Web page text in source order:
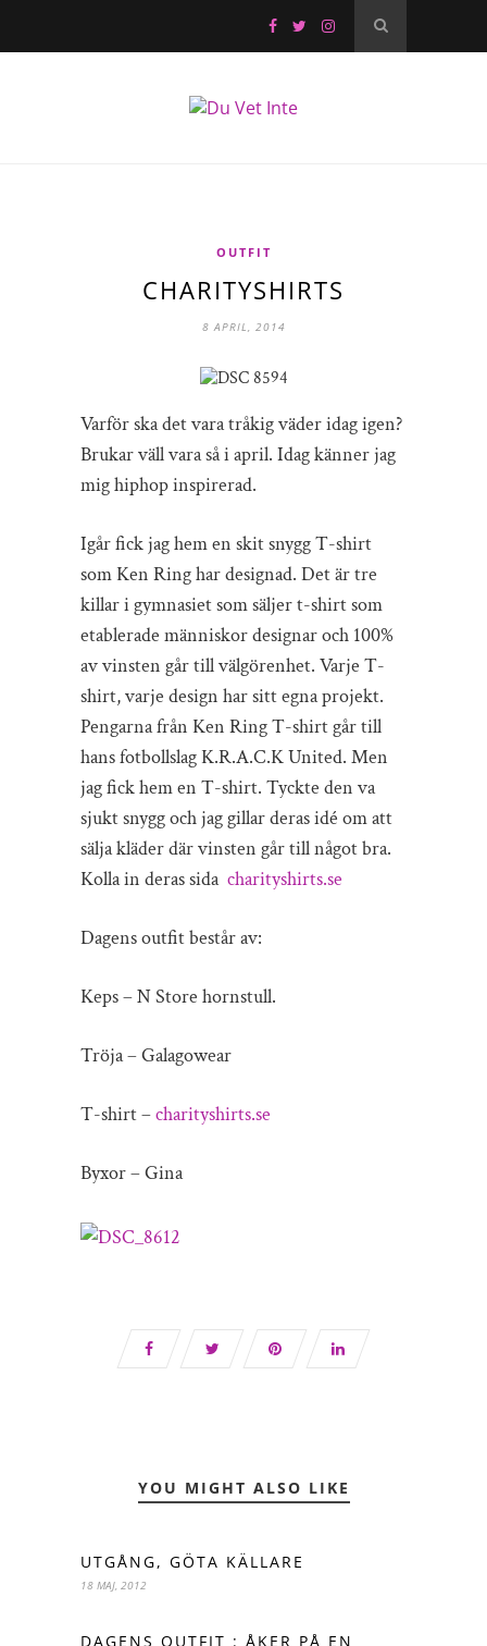
OUTFIT
CHARITYSHIRTS
8 APRIL, 2014
Varför ska det vara tråkig väder idag igen?
Brukar väll vara så i april. Idag känner jag
mig hiphop inspirerad.
Igår fick jag hem en skit snygg T-shirt
som Ken Ring har designad. Det är tre
killar i gymnasiet som säljer t-shirt som
etablerade människor designar och 100%
av vinsten går till välgörenhet. Varje T-
shirt, varje design har sitt egna projekt.
Pengarna från Ken Ring T-shirt går till
hans fotbollslag K.R.A.C.K United. Men
jag fick hem en T-shirt. Tyckte den va
sjukt snygg och jag gillar deras idé om att
sälja kläder där vinsten går till något bra.
Kolla in deras sida charityshirts.se
Dagens outfit består av:
Keps – N Store hornstull.
Tröja – Galagowear
T-shirt –charityshirts.se
Byxor – Gina
YOU MIGHT ALSO LIKE
UTGÅNG, GÖTA KÄLLARE
18 MAJ, 2012
DAGENS OUTFIT : ÅKER PÅ EN